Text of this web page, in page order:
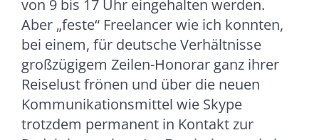
von 9 bis 17 Uhr eingehalten werden.
Aber „feste“ Freelancer wie ich konnten,
bei einem, für deutsche Verhältnisse
großzügigem Zeilen-Honorar ganz ihrer
Reiselust frönen und über die neuen
Kommunikationsmittel wie Skype
trotzdem permanent in Kontakt zur